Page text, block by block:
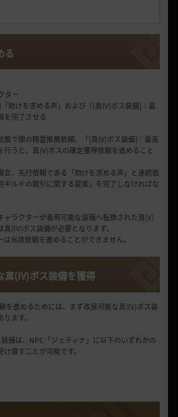
る
ター
助けを求める声」および「[真(V)ボス装備]：最
を完了させる
態で闇の精霊推薦依頼、「[真(V)ボス装備]：最高
行うと、真(V)ボスの確定獲得依頼を進めること
合、先行依頼である「助けを求める声」と連続依
ギルドの取引に関する提案」を完了しなければな
ャラクターが着用可能な装備へ転換された真(V)
真(IV)ボス装備が必要となります。
当該依頼を進めることができません。
真(IV)ボス装備を獲得
を進めるためには、まず改良可能な真(IV)ボス装
ます。
備は、NPC「ジェティナ」に以下のいずれかの
渡すことが可能です。